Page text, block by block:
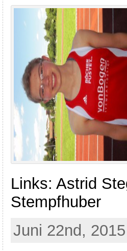
Links: Astrid
Stempfhuber
Juni 22nd,